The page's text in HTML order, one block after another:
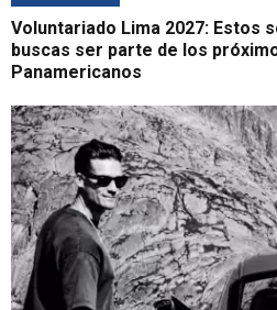
Voluntariado Lima 2027: Estos
buscas ser parte de los
Panamericanos